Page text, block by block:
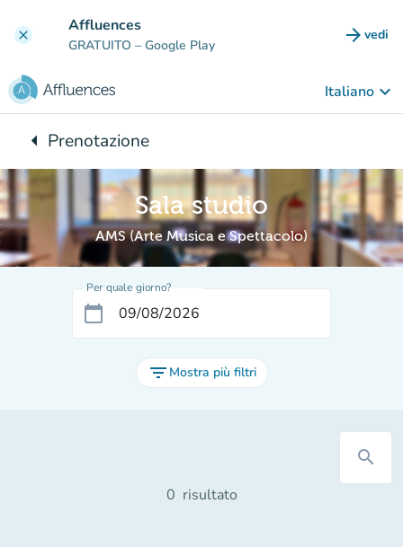
clear Affluences
GRATUITO – Google Play arrow_forward vedi
Italiano keyboard_arrow_down
arrow_leftTorna a:
Prenotazione
Sala studio
AMS (Arte Musica e Spettacolo)
Per quale giorno?
calendar_today
filter_list Mostra più filtri
search
0 risultato